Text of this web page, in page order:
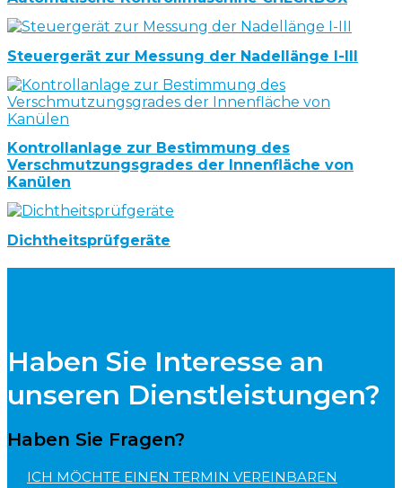
Steuergerät zur Messung der Nadellänge I-III
Kontrollanlage zur Bestimmung des
Verschmutzungsgrades der Innenfläche von
Kanülen
Dichtheitsprüfgeräte
Haben Sie Interesse an
unseren Dienstleistungen?
Haben Sie Fragen?
ICH MÖCHTE EINEN TERMIN VEREINBAREN